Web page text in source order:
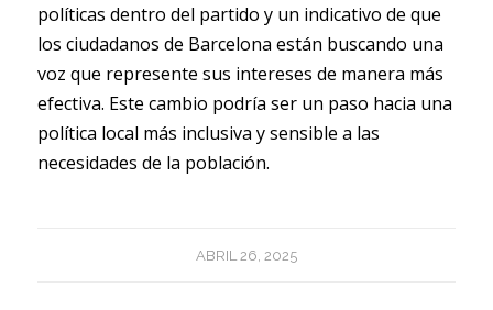
políticas dentro del partido y un indicativo de que
los ciudadanos de Barcelona están buscando una
voz que represente sus intereses de manera más
efectiva. Este cambio podría ser un paso hacia una
política local más inclusiva y sensible a las
necesidades de la población.
ABRIL 26, 2025